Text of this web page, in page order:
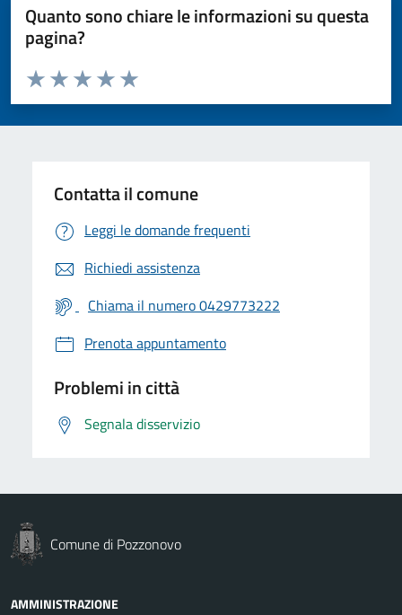
Quanto sono chiare le informazioni su questa
pagina?
Valuta da 1 a 5 stelle la pagina
Valuta 5 stelle su 5
Valuta 4 stelle su 5
Valuta 3 stelle su 5
Valuta 2 stelle su 5
Valuta 1 stelle su 5
Contatta il comune
Leggi le domande frequenti
Richiedi assistenza
Chiama il numero 0429773222
Prenota appuntamento
Problemi in città
Segnala disservizio
Comune di Pozzonovo
AMMINISTRAZIONE